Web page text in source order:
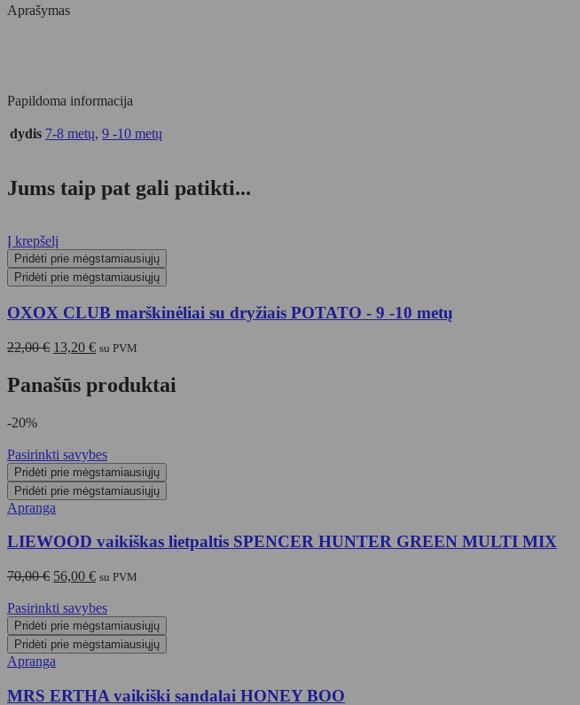
Aprašymas
Papildoma informacija
dydis 7-8 metų, 9 -10 metų
Jums taip pat gali patikti...
Į krepšelį
Pridėti prie mėgstamiausiųjų
Pridėti prie mėgstamiausiųjų
OXOX CLUB marškinėliai su dryžiais POTATO - 9 -10 metų
22,00€ Original
was:
22,00 €.
13,20 €Current
13,20 €.
su PVM
Panašūs produktai
-20%
Pasirinkti savybes
Pridėti prie mėgstamiausiųjų
Pridėti prie mėgstamiausiųjų
Apranga
LIEWOOD vaikiškas lietpaltis SPENCER HUNTER GREEN MULTI MIX
70,00€ Original
was:
70,00 €.
56,00 €Current
is:
56,00 €.
su PVM
Pasirinkti savybes
Pridėti prie mėgstamiausiųjų
Pridėti prie mėgstamiausiųjų
Apranga
MRS ERTHA vaikiški sandalai HONEY BOO